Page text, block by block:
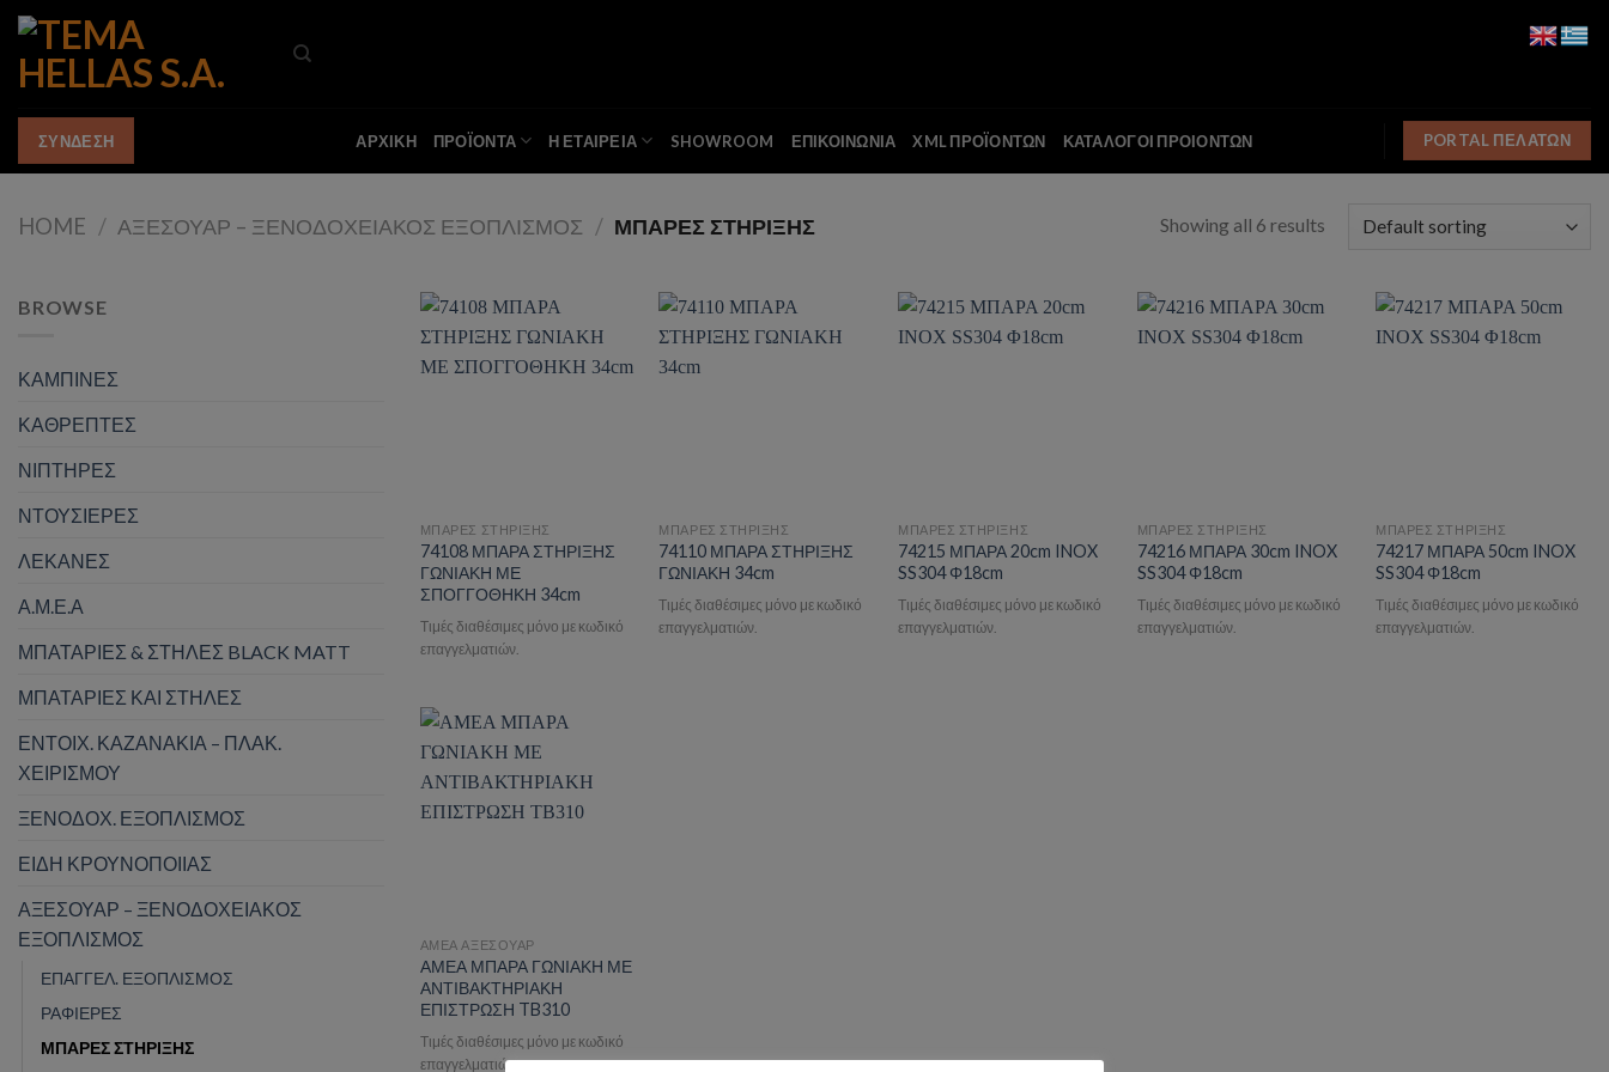
Skip
content
ΣΥΝΔΕΣΗ ΑΡΧΙΚΗ ΠΡΟΪΟΝΤΑ Η ΕΤΑΙΡΕΙΑ SHOWROOM ΕΠΙΚΟΙΝΩΝΙΑ XML ΠΡΟΪΟΝΤΩΝ ΚΑΤΑΛΟΓΟΙ ΠΡΟΙΟΝΤΩΝ PORTAL ΠΕΛΑΤΩΝ
HOME / ΑΞΕΣΟΥΑΡ – ΞΕΝΟΔΟΧΕΙΑΚΟΣ ΕΞΟΠΛΙΣΜΟΣ / ΜΠΑΡΕΣ ΣΤΗΡΙΞΗΣ Showing all 6 results
BROWSE
ΚΑΜΠΙΝΕΣ
ΚΑΘΡΕΠΤΕΣ
ΝΙΠΤΗΡΕΣ
ΝΤΟΥΣΙΕΡΕΣ
ΛΕΚΑΝΕΣ
Α.Μ.Ε.Α
ΜΠΑΤΑΡΙΕΣ & ΣΤΗΛΕΣ BLACK MATT
ΜΠΑΤΑΡΙΕΣ ΚΑΙ ΣΤΗΛΕΣ
ΕΝΤΟΙΧ. ΚΑΖΑΝΑΚΙΑ – ΠΛΑΚ.
ΧΕΙΡΙΣΜΟΥ
ΞΕΝΟΔΟΧ. ΕΞΟΠΛΙΣΜΟΣ
ΕΙΔΗ ΚΡΟΥΝΟΠΟΙΙΑΣ
ΑΞΕΣΟΥΑΡ – ΞΕΝΟΔΟΧΕΙΑΚΟΣ
ΕΞΟΠΛΙΣΜΟΣ
ΕΠΑΓΓΕΛ. ΕΞΟΠΛΙΣΜΟΣ
ΡΑΦΙΕΡΕΣ
ΜΠΑΡΕΣ ΣΤΗΡΙΞΗΣ
ΜΠΑΡΕΣ ΣΤΗΡΙΞΗΣ
74108 ΜΠΑΡΑ ΣΤΗΡΙΞΗΣ
ΓΩΝΙΑΚΗ ΜΕ
ΣΠΟΓΓΟΘΗΚΗ 34cm
Τιμές διαθέσιμες μόνο με κωδικό
επαγγελματιών.
ΜΠΑΡΕΣ ΣΤΗΡΙΞΗΣ
74110 ΜΠΑΡΑ ΣΤΗΡΙΞΗΣ
ΓΩΝΙΑΚΗ 34cm
Τιμές διαθέσιμες μόνο με κωδικό
επαγγελματιών.
ΜΠΑΡΕΣ ΣΤΗΡΙΞΗΣ
74215 ΜΠΑΡΑ 20cm INOX
SS304 Φ18cm
Τιμές διαθέσιμες μόνο με κωδικό
επαγγελματιών.
ΜΠΑΡΕΣ ΣΤΗΡΙΞΗΣ
74216 ΜΠΑΡΑ 30cm INOX
SS304 Φ18cm
Τιμές διαθέσιμες μόνο με κωδικό
επαγγελματιών.
ΜΠΑΡΕΣ ΣΤΗΡΙΞΗΣ
74217 ΜΠΑΡΑ 50cm INOX
SS304 Φ18cm
Τιμές διαθέσιμες μόνο με κωδικό
επαγγελματιών.
Add to wishlist
ΑΜΕΑ ΑΞΕΣΟΥΑΡ
ΑΜΕΑ ΜΠΑΡΑ ΓΩΝΙΑΚΗ ΜΕ
ΑΝΤΙΒΑΚΤΗΡΙΑΚΗ
ΕΠΙΣΤΡΩΣΗ TB310
Τιμές διαθέσιμες μόνο με κωδικό
επαγγελματιών.